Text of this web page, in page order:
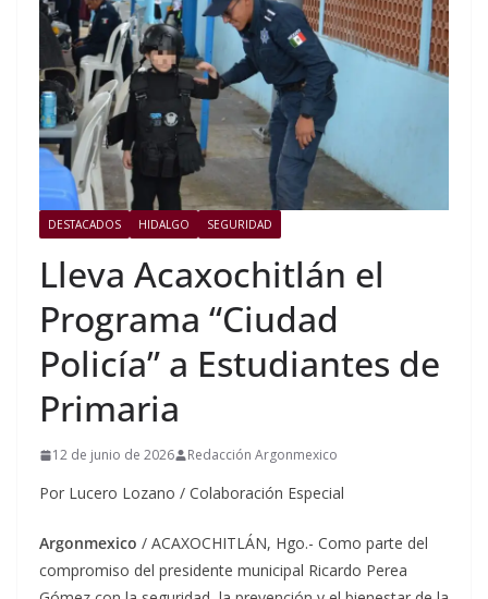
DESTACADOS HIDALGO SEGURIDAD
Lleva Acaxochitlán el
Programa “Ciudad
Policía” a Estudiantes de
Primaria
12 de junio de 2026 Redacción Argonmexico
Por Lucero Lozano / Colaboración Especial
Argonmexico / ACAXOCHITLÁN, Hgo.- Como parte del
compromiso del presidente municipal Ricardo Perea